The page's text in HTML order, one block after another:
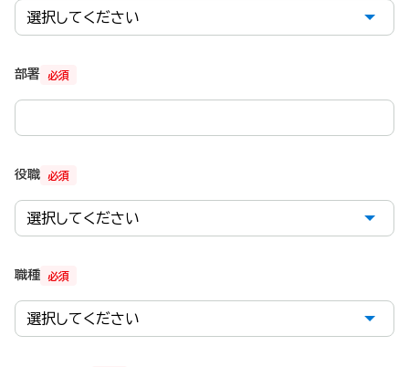
必須
部署
必須
役職
必須
職種